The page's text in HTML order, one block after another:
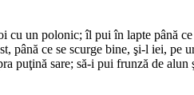
un polonic; îl pui în lapte până
ce se scurge bine, şi-l iei, pe
puţină sare; să-i pui frunză de alun